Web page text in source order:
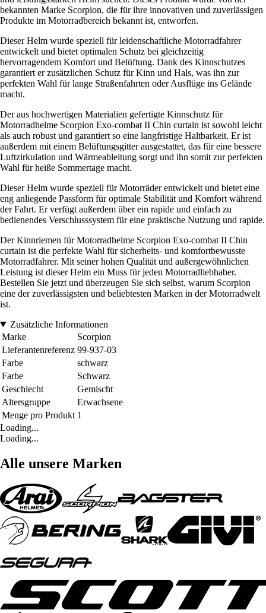
bekannten Marke Scorpion, die für ihre innovativen und zuverlässigen
Produkte im Motorradbereich bekannt ist, entworfen.
Dieser Helm wurde speziell für leidenschaftliche Motorradfahrer
entwickelt und bietet optimalen Schutz bei gleichzeitig
hervorragendem Komfort und Belüftung. Dank des Kinnschutzes
garantiert er zusätzlichen Schutz für Kinn und Hals, was ihn zur
perfekten Wahl für lange Straßenfahrten oder Ausflüge ins Gelände
macht.
Der aus hochwertigen Materialien gefertigte Kinnschutz für
Motorradhelme Scorpion Exo-combat II Chin curtain ist sowohl leicht
als auch robust und garantiert so eine langfristige Haltbarkeit. Er ist
außerdem mit einem Belüftungsgitter ausgestattet, das für eine bessere
Luftzirkulation und Wärmeableitung sorgt und ihn somit zur perfekten
Wahl für heiße Sommertage macht.
Dieser Helm wurde speziell für Motorräder entwickelt und bietet eine
eng anliegende Passform für optimale Stabilität und Komfort während
der Fahrt. Er verfügt außerdem über ein rapide und einfach zu
bedienendes Verschlusssystem für eine praktische Nutzung und rapide.
Der Kinnriemen für Motorradhelme Scorpion Exo-combat II Chin
curtain ist die perfekte Wahl für sicherheits- und komfortbewusste
Motorradfahrer. Mit seiner hohen Qualität und außergewöhnlichen
Leistung ist dieser Helm ein Muss für jeden Motorradliebhaber.
Bestellen Sie jetzt und überzeugen Sie sich selbst, warum Scorpion
eine der zuverlässigsten und beliebtesten Marken in der Motorradwelt
ist.
Zusätzliche Informationen
Marke
Scorpion
Lieferantenreferenz 99-937-03
Farbe
schwarz
Farbe
Schwarz
Geschlecht
Gemischt
Altersgruppe
Erwachsene
Menge pro Produkt 1
Loading...
Loading...
Alle unsere Marken